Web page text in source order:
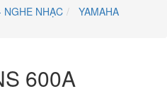
NGHE NHẠC
YAMAHA
600A